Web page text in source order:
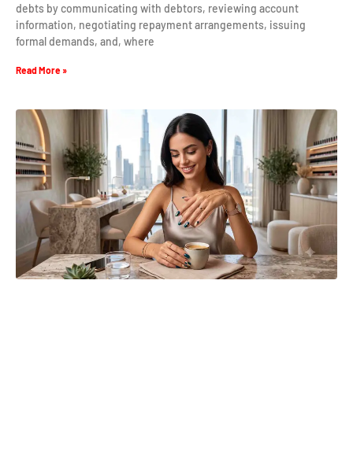
debts by communicating with debtors, reviewing account
information, negotiating repayment arrangements, issuing
formal demands, and, where
Read More »